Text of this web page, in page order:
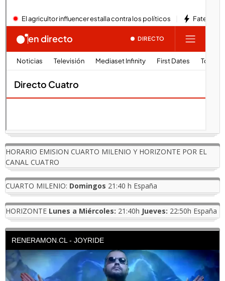
HORARIO EMISION CUARTO MILENIO Y HORIZONTE POR EL
CANAL CUATRO
CUARTO MILENIO: Domingos 21:40 h España
HORIZONTE Lunes a Miércoles: 21:40h Jueves: 22:50h España